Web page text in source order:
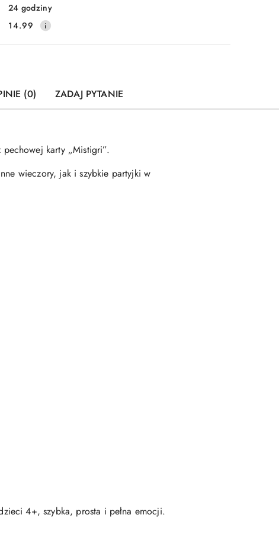
24 godziny
14.99
(0) ZADAJ PYTANIE
karty „Mistigri”.
wieczory, jak i szybkie partyjki w
4+, szybka, prosta i pełna emocji.